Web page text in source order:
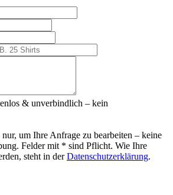
& unverbindlich – kein
um Ihre Anfrage zu bearbeiten – keine
Felder mit * sind Pflicht. Wie Ihre
steht in derDatenschutzerklärung.